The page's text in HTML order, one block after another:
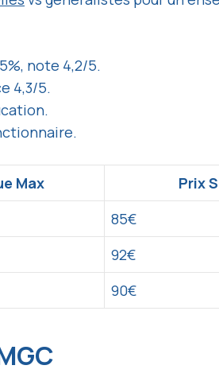
note 4,2/5.
4,3/5.
Max Prix
85€
92€
90€